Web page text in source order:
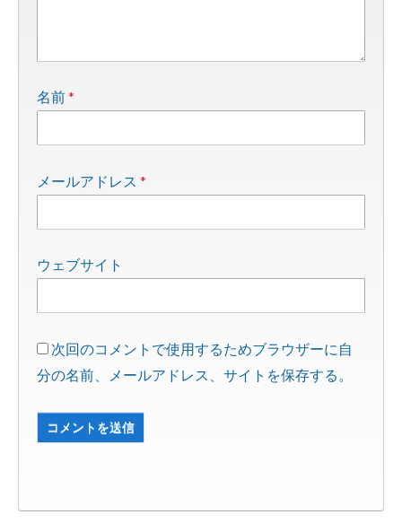
名前*
メールアドレス *
ウェブサイト
次回のコメントで使用するためブラウザーに自
分の名前、メールアドレス、サイトを保存する。